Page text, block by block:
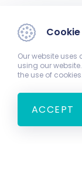
Our website uses
using our
the use of cookies.
ACCEPT